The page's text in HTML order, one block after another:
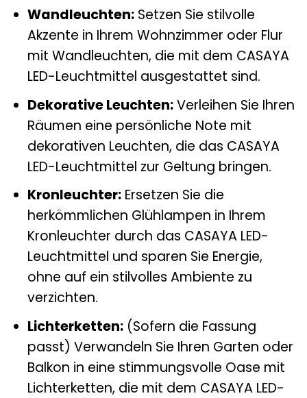
Wandleuchten:Setzen Sie stilvolle
Akzente in Ihrem Wohnzimmer oder Flur
mit Wandleuchten, die mit dem CASAYA
LED-Leuchtmittel ausgestattet sind.
Dekorative Leuchten:Verleihen Sie Ihren
Räumen eine persönliche Note mit
dekorativen Leuchten, die das CASAYA
LED-Leuchtmittel zur Geltung bringen.
Kronleuchter:Ersetzen Sie die
herkömmlichen Glühlampen in Ihrem
Kronleuchter durch das CASAYA LED-
Leuchtmittel und sparen Sie Energie,
ohne auf ein stilvolles Ambiente zu
verzichten.
Lichterketten:(Sofern die Fassung
passt) Verwandeln Sie Ihren Garten oder
Balkon in eine stimmungsvolle Oase mit
Lichterketten, die mit dem CASAYA LED-